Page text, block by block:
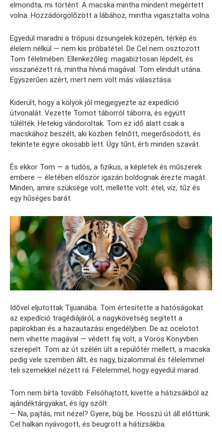
elmondta, mi történt. A macska mintha mindent megértett
volna. Hozzádörgölőzött a lábához, mintha vigasztalta volna.
Egyedül maradni a trópusi dzsungelek közepén, térkép és
élelem nélkül — nem kis próbatétel. De Cel nem osztozott
Tom félelmében. Ellenkezőleg: magabiztosan lépdelt, és
visszanézett rá, mintha hívná magával. Tom elindult utána.
Egyszerűen azért, mert nem volt más választása.
Kiderült, hogy a kölyök jól megjegyezte az expedíció
útvonalát. Vezette Tomot táborról táborra, és együtt
túlélték. Hetekig vándoroltak. Tom ez idő alatt csak a
macskához beszélt, aki közben felnőtt, megerősödött, és
tekintete egyre okosabb lett. Úgy tűnt, érti minden szavát.
És ekkor Tom — a tudós, a fizikus, a képletek és műszerek
embere — életében először igazán boldognak érezte magát.
Minden, amire szüksége volt, mellette volt: étel, víz, tűz és
egy hűséges barát.
Idővel eljutottak Tijuanába. Tom értesítette a hatóságokat
az expedíció tragédiájáról, a nagykövetség segített a
papírokban és a hazautazási engedélyben. De az ocelotot
nem vihette magával — védett faj volt, a Vörös Könyvben
szerepelt. Tom az út szélén ült a repülőtér mellett, a macska
pedig vele szemben állt, és nagy, bizalommal és félelemmel
teli szemekkel nézett rá. Félelemmel, hogy egyedül marad.
Tom nem bírta tovább. Felsóhajtott, kivette a hátizsákból az
ajándéktárgyakat, és így szólt:
— Na, pajtás, mit nézel? Gyere, bújj be. Hosszú út áll előttünk.
Cel halkan nyávogott, és beugrott a hátizsákba.